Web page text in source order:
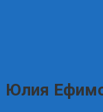
Юлия